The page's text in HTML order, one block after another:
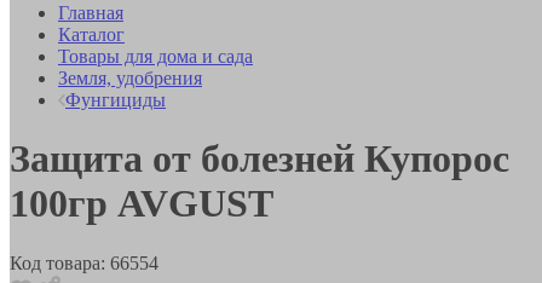
Главная
Каталог
Товары для дома и сада
Земля, удобрения
Фунгициды
Защита от болезней Купорос
100гр AVGUST
Код товара: 66554